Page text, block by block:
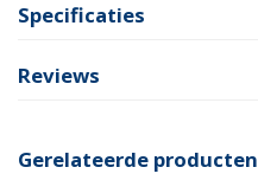
Specificaties
Reviews
Gerelateerde producten